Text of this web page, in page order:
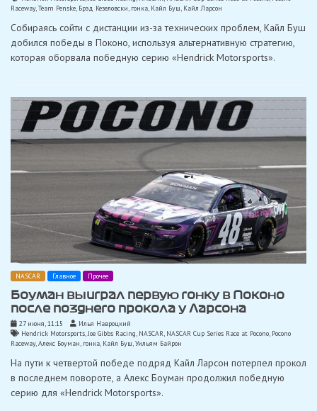
Raceway,Team Penske, Брэд Кезеловски, гонка, Кайл Буш, Кайл Ларсон
Собираясь сойти с дистанции из-за технических проблем, Кайл Буш
добился победы в Поконо, используя альтернативную стратегию,
которая оборвала победную серию «Hendrick Motorsports».
NASCAR Главное Прочее
Боуман выиграл первую гонку в Поконо
после позднего прокола у Ларсона
27 июня, 11:15
Илья Навроцкий
Hendrick Motorsports,Joe Gibbs Racing, NASCAR, NASCAR Cup Series Race at Pocono, Pocono
Raceway,Алекс Боуман, гонка, Кайл Буш,Уильям Байрон
На пути к четвертой победе подряд Кайл Ларсон потерпел прокол
в последнем повороте, а Алекс Боуман продолжил победную
серию для «Hendrick Motorsports».